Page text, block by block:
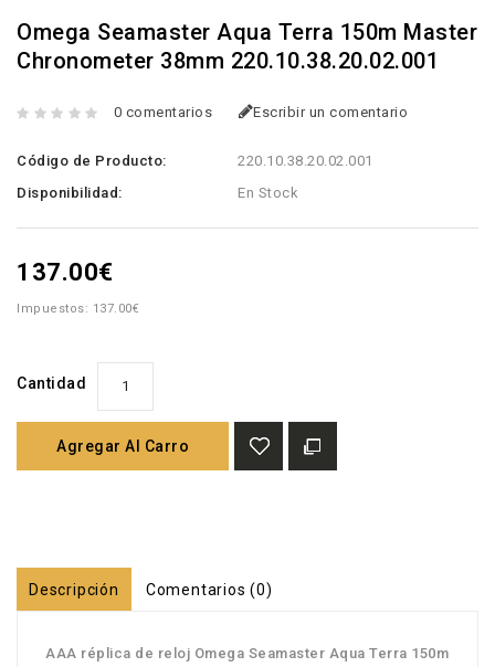
Omega Seamaster Aqua Terra 150m Master
Chronometer 38mm 220.10.38.20.02.001
0 comentarios Escribir un comentario
Código de Producto:
220.10.38.20.02.001
Disponibilidad:
En Stock
137.00€
Impuestos: 137.00€
Cantidad
Agregar Al Carro
Descripción Comentarios (0)
AAA réplica de reloj Omega Seamaster Aqua Terra 150m